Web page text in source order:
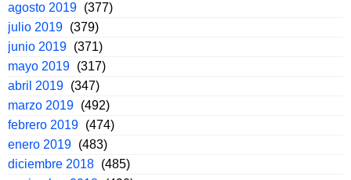
agosto 2019 (377)
julio 2019 (379)
junio 2019 (371)
mayo 2019 (317)
abril 2019 (347)
marzo 2019 (492)
febrero 2019 (474)
enero 2019 (483)
diciembre 2018 (485)